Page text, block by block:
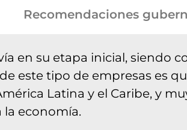
Recomendaciones
en su etapa inicial, siendo
este tipo de empresas es
Latina y el Caribe, y
economía.